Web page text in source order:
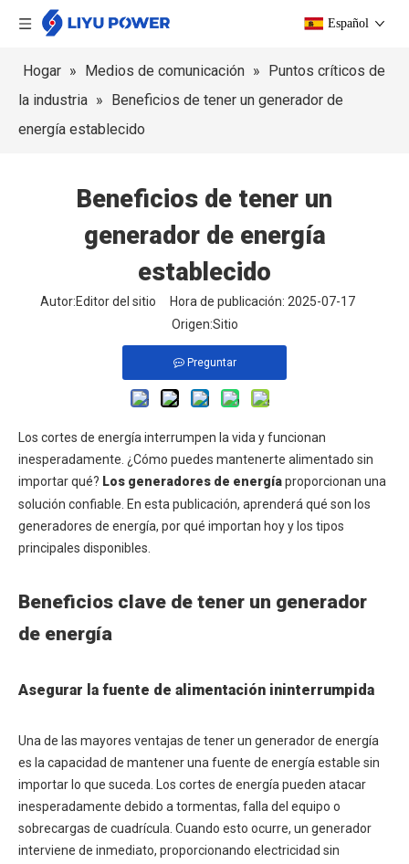
Español
Hogar » Medios de comunicación » Puntos críticos de
la industria » Beneficios de tener un generador de
energía establecido
Beneficios de tener un
generador de energía
establecido
Autor:Editor del sitio Hora de publicación: 2025-07-17
Origen:Sitio
Preguntar
Los cortes de energía interrumpen la vida y funcionan
inesperadamente. ¿Cómo puedes mantenerte alimentado sin
importar qué? Los generadores de energíaproporcionan una
solución confiable. En esta publicación, aprenderá qué son los
generadores de energía, por qué importan hoy y los tipos
principales disponibles.
Beneficios clave de tener un generador
de energía
Asegurar la fuente de alimentación ininterrumpida
Una de las mayores ventajas de tener un generador de energía
es la capacidad de mantener una fuente de energía estable sin
importar lo que suceda. Los cortes de energía pueden atacar
inesperadamente debido a tormentas, falla del equipo o
sobrecargas de cuadrícula. Cuando esto ocurre, un generador
interviene de inmediato, proporcionando electricidad sin